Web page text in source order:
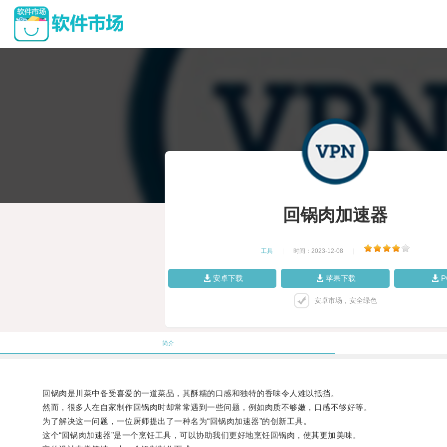
回锅肉加速器
工具 时间：2023-12-08
安卓下载 苹果下载
安卓市场，安全绿色
简介
回锅肉是川菜中备受喜爱的一道菜品，其酥糯的口感和独特的香味令人难以抵挡。
然而，很多人在自家制作回锅肉时却常常遇到一些问题，例如肉质不够嫩，口感不够好等。
为了解决这一问题，一位厨师提出了一种名为“回锅肉加速器”的创新工具。
这个“回锅肉加速器”是一个烹饪工具，可以协助我们更好地烹饪回锅肉，使其更加美味。